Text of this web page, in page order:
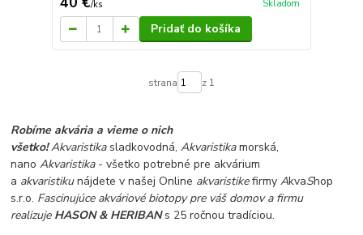
/ks Skladom
Pridať do košíka
strana z 1
Robíme akvária a vieme o nich
všetko!Akvaristikasladkovodná,Akvaristikamorská,
nanoAkvaristika- všetko potrebné pre akvárium
a akvaristikunájdete v našej Online akvaristikefirmyAkvaShop
s.r.o. Fascinujúce akváriové biotopy pre váš domov a firmu
realizuje HASON & HERIBANs 25 ročnou tradíciou.